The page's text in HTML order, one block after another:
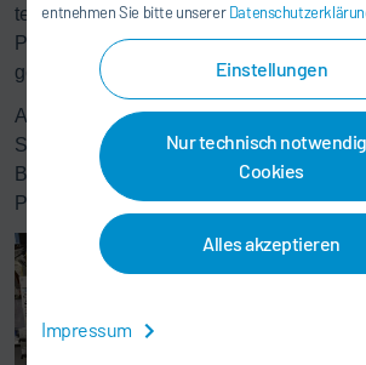
entnehmen Sie bitte unserer
Einstellungen
Nur technisch
Cookies
Alles akzeptieren
Impressum
technische Team stand uns jederzeit zur
Projekt mit viel Know-how und
geführt.“
Am 18. März 2026 gibt Dürr beim Online-
Schaufenster der Innovationen 2026 des
BESSER LACKIEREN weitere Einblicke
Projekt.